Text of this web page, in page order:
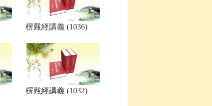
楞嚴經講義 (1036)
楞嚴經講義 (1032)